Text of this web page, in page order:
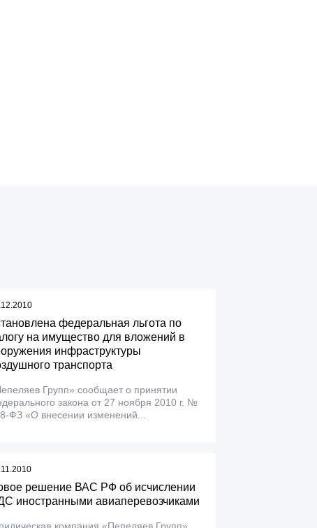
федеральная льгота по
на имущество для вложений в
инфраструктуры
транспорта
Групп» сообщает о принятии
закона от 27 ноября 2010 г. №
ФЗ «О внесении изменений...
решение ВАС РФ об исчислении
иностранными авиаперевозчиками